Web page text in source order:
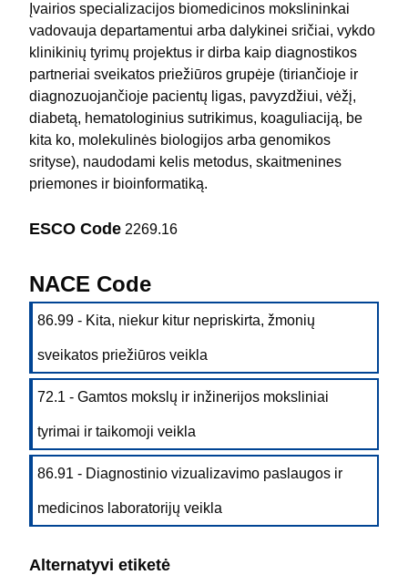
Įvairios specializacijos biomedicinos mokslininkai
vadovauja departamentui arba dalykinei sričiai, vykdo
klinikinių tyrimų projektus ir dirba kaip diagnostikos
partneriai sveikatos priežiūros grupėje (tiriančioje ir
diagnozuojančioje pacientų ligas, pavyzdžiui, vėžį,
diabetą, hematologinius sutrikimus, koaguliaciją, be
kita ko, molekulinės biologijos arba genomikos
srityse), naudodami kelis metodus, skaitmenines
priemones ir bioinformatiką.
ESCO Code 2269.16
NACE Code
86.99 - Kita, niekur kitur nepriskirta, žmonių
sveikatos priežiūros veikla
72.1 - Gamtos mokslų ir inžinerijos moksliniai
tyrimai ir taikomoji veikla
86.91 - Diagnostinio vizualizavimo paslaugos ir
medicinos laboratorijų veikla
Alternatyvi etiketė